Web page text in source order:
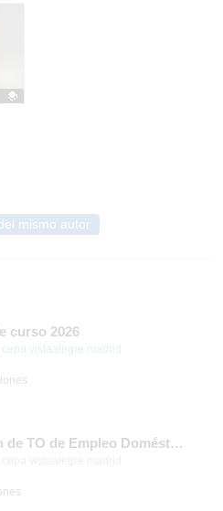
mismo autor
curso 2026
cepa vistaalegre madrid
Graduación de TO de Empleo Doméstico
cepa vistaalegre madrid